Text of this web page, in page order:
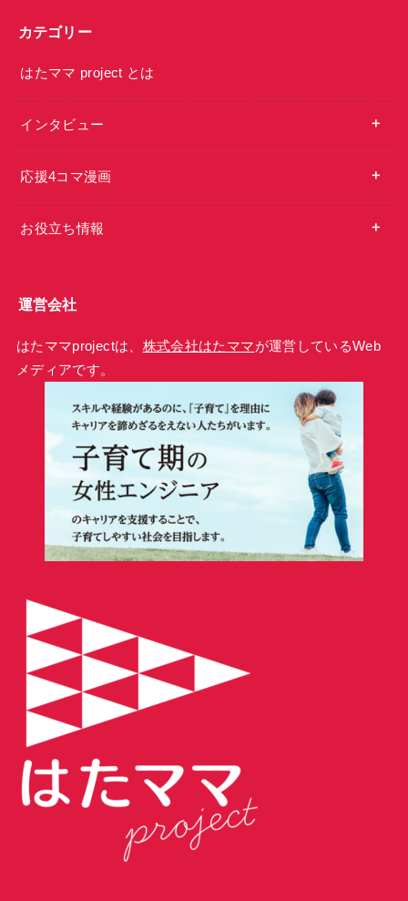
カテゴリー
はたママ project とは
インタビュー
応援4コマ漫画
お役立ち情報
運営会社
はたママprojectは、 株式会社はたママが運営しているWeb
メディアです。